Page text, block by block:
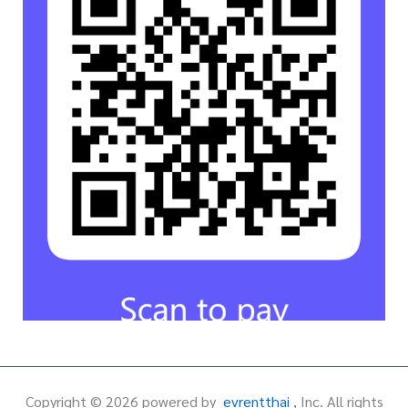
Copyright © 2026 powered by evrentthai , Inc. All rights